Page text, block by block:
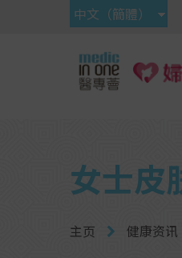
中文（簡體）
女士皮
主页 健康资讯